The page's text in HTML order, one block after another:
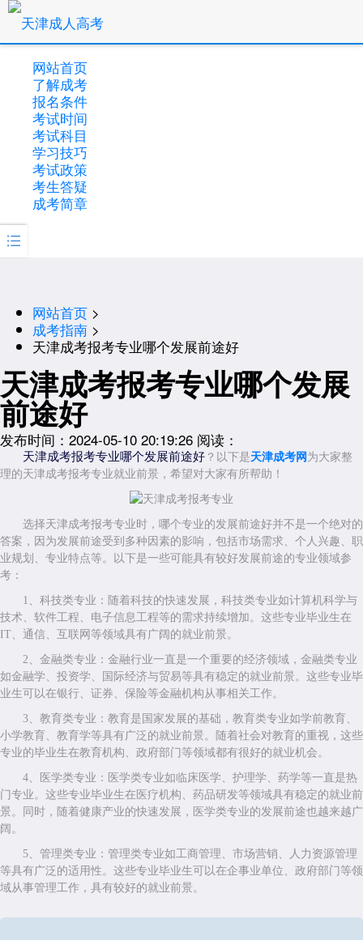
网站首页
了解成考
报名条件
考试时间
考试科目
学习技巧
考试政策
考生答疑
成考简章

网站首页 >
成考指南 >
天津成考报考专业哪个发展前途好
天津成考报考专业哪个发展
前途好
发布时间：2024-05-10 20:19:26 阅读：
天津成考报考专业哪个发展前途好 ？以下是天津成考网 为大家整
理的天津成考报考专业就业前景，希望对大家有所帮助！
选择天津成考报考专业时，哪个专业的发展前途好并不是一个绝对的
答案，因为发展前途受到多种因素的影响，包括市场需求、个人兴趣、职
业规划、专业特点等。以下是一些可能具有较好发展前途的专业领域参
考：
1、科技类专业：随着科技的快速发展，科技类专业如计算机科学与
技术、软件工程、电子信息工程等的需求持续增加。这些专业毕业生在
IT、通信、互联网等领域具有广阔的就业前景。
2、金融类专业：金融行业一直是一个重要的经济领域，金融类专业
如金融学、投资学、国际经济与贸易等具有稳定的就业前景。这些专业毕
业生可以在银行、证券、保险等金融机构从事相关工作。
3、教育类专业：教育是国家发展的基础，教育类专业如学前教育、
小学教育、教育学等具有广泛的就业前景。随着社会对教育的重视，这些
专业的毕业生在教育机构、政府部门等领域都有很好的就业机会。
4、医学类专业：医学类专业如临床医学、护理学、药学等一直是热
门专业。这些专业毕业生在医疗机构、药品研发等领域具有稳定的就业前
景。同时，随着健康产业的快速发展，医学类专业的发展前途也越来越广
阔。
5、管理类专业：管理类专业如工商管理、市场营销、人力资源管理
等具有广泛的适用性。这些专业毕业生可以在企事业单位、政府部门等领
域从事管理工作，具有较好的就业前景。